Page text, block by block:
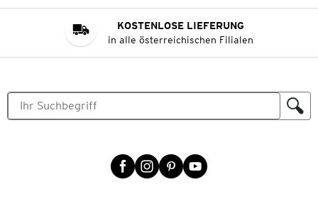
KOSTENLOSE LIEFERUNG
in alle österreichischen Filialen